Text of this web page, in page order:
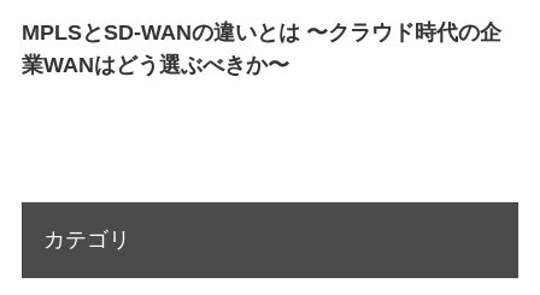
MPLSとSD-WANの違いとは 〜クラウド時代の企
業WANはどう選ぶべきか〜
カテゴリ